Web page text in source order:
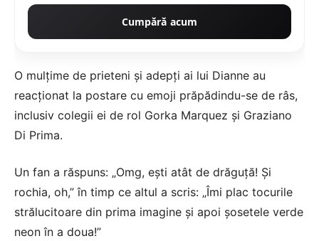
Cumpără acum
O mulțime de prieteni și adepți ai lui Dianne au
reacționat la postare cu emoji prăpădindu-se de râs,
inclusiv colegii ei de rol Gorka Marquez și Graziano
Di Prima.
Un fan a răspuns: „Omg, ești atât de drăguță! Și
rochia, oh,” în timp ce altul a scris: „Îmi plac tocurile
strălucitoare din prima imagine și apoi șosetele verde
neon în a doua!”